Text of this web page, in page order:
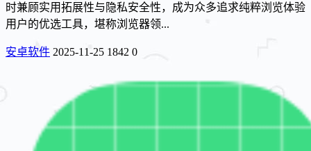
时兼顾实用拓展性与隐私安全性，成为众多追求纯粹浏览体验
用户的优选工具，堪称浏览器领...
安卓软件 2025-11-25 1842 0